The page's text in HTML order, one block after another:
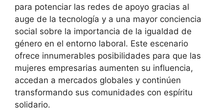
para potenciar las redes de apoyo gracias al
auge de la tecnología y a una mayor conciencia
social sobre la importancia de la igualdad de
género en el entorno laboral. Este escenario
ofrece innumerables posibilidades para que las
mujeres empresarias aumenten su influencia,
accedan a mercados globales y continúen
transformando sus comunidades con espíritu
solidario.